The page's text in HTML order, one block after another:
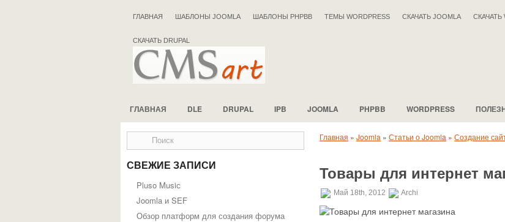
ГЛАВНАЯ ШАБЛОНЫ JOOMLA ШАБЛОНЫ PHPBB ТЕМЫ WORDPRESS СКАЧАТЬ JOOMLA СКАЧАТЬ
СКАЧАТЬ DRUPAL
ГЛАВНАЯ DLE DRUPAL IPB JOOMLA PHPBB WORDPRESS
СВЕЖИЕ ЗАПИСИ
Pluso Musiс
Joomla и SEF
Обзор платформ для создания форума
Главная » Joomla » Статьи о Joomla » Создание
Товары для интернет
Май 18th, 2012 Archi